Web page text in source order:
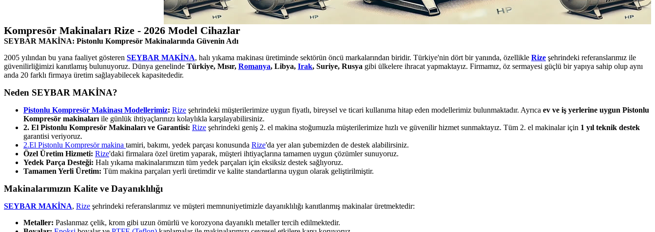
Kompresör Makinaları Rize - 2026 Model Cihazlar
SEYBAR MAKİNA: Pistonlu Kompresör Makinalarında Güvenin Adı
2005 yılından bu yana faaliyet gösteren SEYBAR MAKİNA, halı yıkama makinası üretiminde sektörün öncü markalarından biridir. Türkiye'nin dört bir yanında, özellikle Rize şehrindeki referanslarımız ile
güvenilirliğimizi kanıtlamış bulunuyoruz. Dünya genelinde Türkiye, Mısır, Romanya, Libya, Irak, Suriye, Rusya gibi ülkelere ihracat yapmaktayız. Firmamız, öz sermayesi güçlü bir yapıya sahip olup aynı
anda 20 farklı firmaya üretim sağlayabilecek kapasitededir.
Neden SEYBAR MAKİNA?
Pistonlu Kompresör Makinası Modellerimiz: Rize şehrindeki müşterilerimize uygun fiyatlı, bireysel ve ticari kullanıma hitap eden modellerimiz bulunmaktadır. Ayrıca ev ve iş yerlerine uygun Pistonlu
Kompresör makinaları ile günlük ihtiyaçlarınızı kolaylıkla karşılayabilirsiniz.
2. El Pistonlu Kompresör Makinaları ve Garantisi: Rize şehrindeki geniş 2. el makina stoğumuzla müşterilerimize hızlı ve güvenilir hizmet sunmaktayız. Tüm 2. el makinalar için 1 yıl teknik destek
garantisi veriyoruz.
2.El Pistonlu Kompresör makina tamiri, bakımı, yedek parçası konusunda Rize'da yer alan şubemizden de destek alabilirsiniz.
Özel Üretim Hizmeti: Rize'daki firmalara özel üretim yaparak, müşteri ihtiyaçlarına tamamen uygun çözümler sunuyoruz.
Yedek Parça Desteği: Halı yıkama makinalarımızın tüm yedek parçaları için eksiksiz destek sağlıyoruz.
Tamamen Yerli Üretim: Tüm makina parçaları yerli üretimdir ve kalite standartlarına uygun olarak geliştirilmiştir.
Makinalarımızın Kalite ve Dayanıklılığı
SEYBAR MAKİNA, Rize şehrindeki referanslarımız ve müşteri memnuniyetimizle dayanıklılığı kanıtlanmış makinalar üretmektedir:
Metaller: Paslanmaz çelik, krom gibi uzun ömürlü ve korozyona dayanıklı metaller tercih edilmektedir.